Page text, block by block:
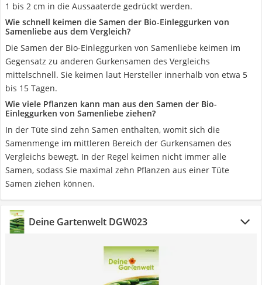
1 bis 2 cm in die Aussaaterde gedrückt werden.
Wie schnell keimen die Samen der Bio-Einleggurken von
Samenliebe aus dem Vergleich?
Die Samen der Bio-Einleggurken von Samenliebe keimen im
Gegensatz zu anderen Gurkensamen des Vergleichs
mittelschnell. Sie keimen laut Hersteller innerhalb von etwa 5
bis 15 Tagen.
Wie viele Pflanzen kann man aus den Samen der Bio-
Einleggurken von Samenliebe ziehen?
In der Tüte sind zehn Samen enthalten, womit sich die
Samenmenge im mittleren Bereich der Gurkensamen des
Vergleichs bewegt. In der Regel keimen nicht immer alle
Samen, sodass Sie maximal zehn Pflanzen aus einer Tüte
Samen ziehen können.
Deine Gartenwelt DGW023